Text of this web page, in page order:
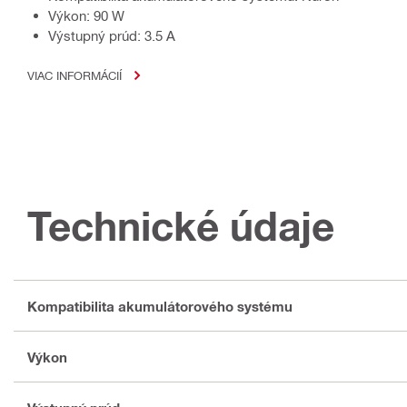
Výkon: 90 W
Výstupný prúd: 3.5 A
VIAC INFORMÁCIÍ
Technické údaje
Kompatibilita akumulátorového systému
Výkon